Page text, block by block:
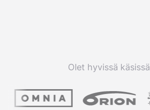
Olet hyvissä käsissä